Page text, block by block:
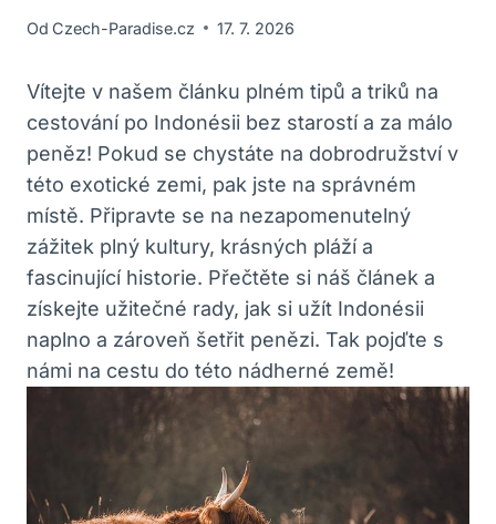
Od Czech-Paradise.cz 17. 7. 2026
Vítejte v našem článku plném tipů a triků na
cestování po Indonésii bez starostí a za málo
peněz! Pokud se chystáte na dobrodružství v
této exotické zemi, pak jste na správném
místě. Připravte se na nezapomenutelný
zážitek plný kultury, krásných pláží a
fascinující historie. Přečtěte si náš článek a
získejte užitečné rady, jak si užít Indonésii
naplno a zároveň šetřit penězi. Tak pojďte s
námi na cestu do této nádherné země!